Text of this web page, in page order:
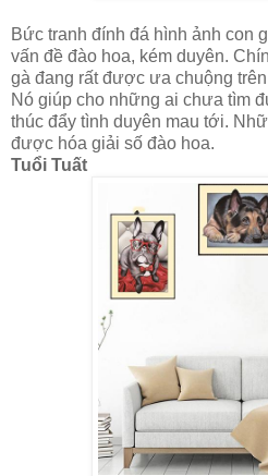
Bức tranh đính đá hình ảnh con
vấn đề đào hoa, kém duyên.
gà đang rất được ưa chuộng
Nó giúp cho những ai chưa tìm
thúc đẩy tình duyên mau tới.
được hóa giải số đào hoa.
Tuổi Tuất